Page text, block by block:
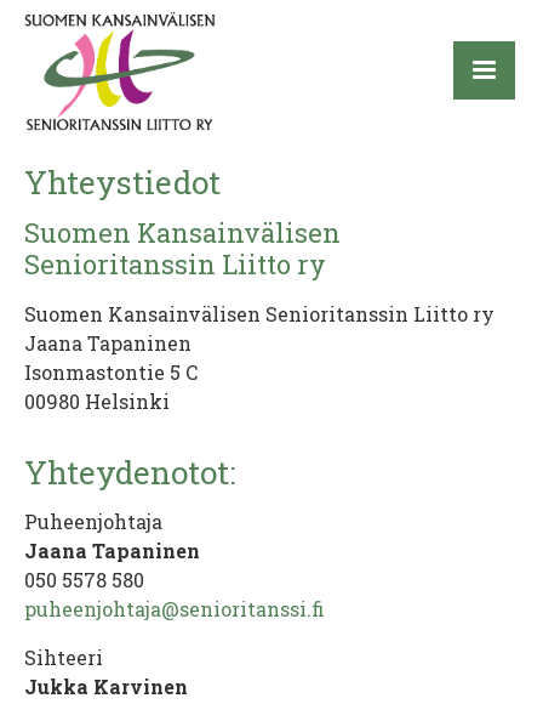
Yhteystiedot
Suomen Kansainvälisen
Senioritanssin Liitto ry
Suomen Kansainvälisen Senioritanssin Liitto ry
Jaana Tapaninen
Isonmastontie 5 C
00980 Helsinki
Yhteydenotot:
Puheenjohtaja
Jaana Tapaninen
050 5578 580
puheenjohtaja@senioritanssi.fi
Sihteeri
Jukka Karvinen